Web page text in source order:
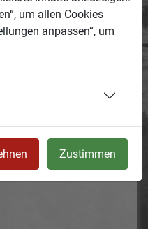
um allen Cookies
anpassen“, um
Zustimmen